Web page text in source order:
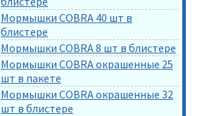
Мормышки COBRA 40 шт в
блистере
Мормышки COBRA 8 шт в блистере
Мормышки COBRA окрашенные 25
шт в пакете
Мормышки COBRA окрашенные 32
шт в блистере